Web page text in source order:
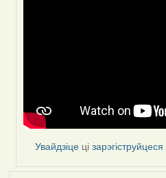
Увайдзіце цізарэгіструйцеся